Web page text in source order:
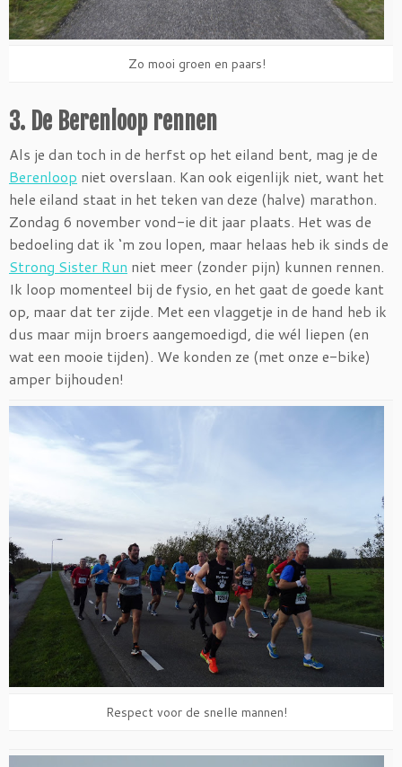
Zo mooi groen en paars!
3. De Berenloop rennen
Als je dan toch in de herfst op het eiland bent, mag je de
Berenloop niet overslaan. Kan ook eigenlijk niet, want het
hele eiland staat in het teken van deze (halve) marathon.
Zondag 6 november vond-ie dit jaar plaats. Het was de
bedoeling dat ik ‘m zou lopen, maar helaas heb ik sinds de
Strong Sister Run niet meer (zonder pijn) kunnen rennen.
Ik loop momenteel bij de fysio, en het gaat de goede kant
op, maar dat ter zijde. Met een vlaggetje in de hand heb ik
dus maar mijn broers aangemoedigd, die wél liepen (en
wat een mooie tijden). We konden ze (met onze e-bike)
amper bijhouden!
Respect voor de snelle mannen!